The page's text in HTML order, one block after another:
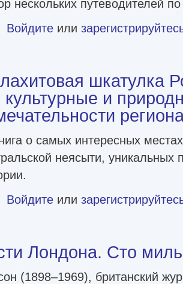
нескольких путеводителей
шаг за шагом. Увлекательные авторские
Войдите или
шкатулка
культурные и
о самых интересных
неясыти, уникальных
– малахитовая шкатулка России. История,
Войдите или
Лондона. Сто
(1898–1969), британский